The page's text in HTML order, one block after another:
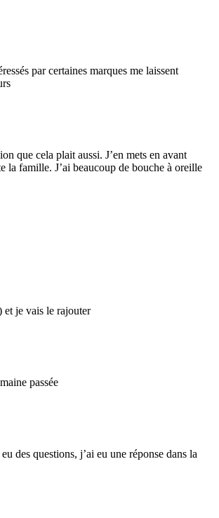
par certaines marques me laissent
que cela plait aussi. J’en mets en avant
la famille. J’ai beaucoup de bouche à oreille
et je vais le rajouter
passée
des questions, j’ai eu une réponse dans la